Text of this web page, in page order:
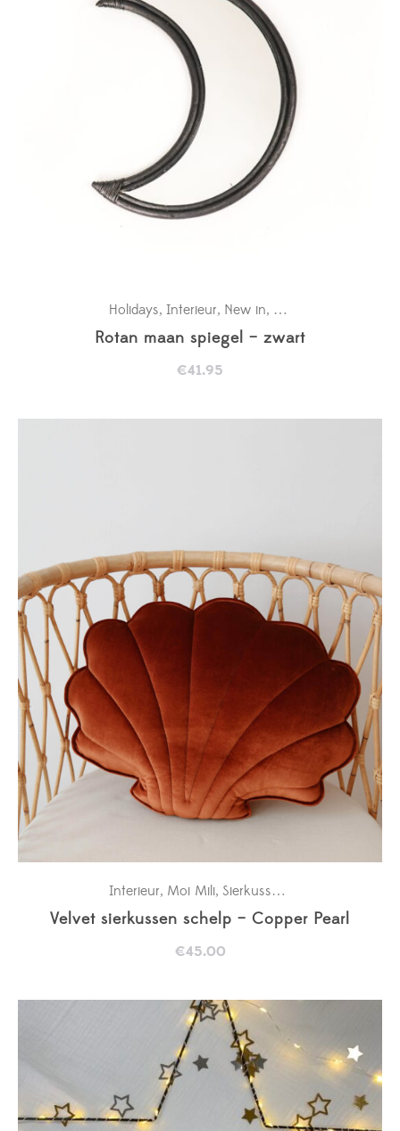
Holidays, Interieur, New in, Wanddecoratie
Rotan maan spiegel – zwart
€41.95
Interieur, Moi Mili, Sierkussens
Velvet sierkussen schelp – Copper Pearl
€45.00